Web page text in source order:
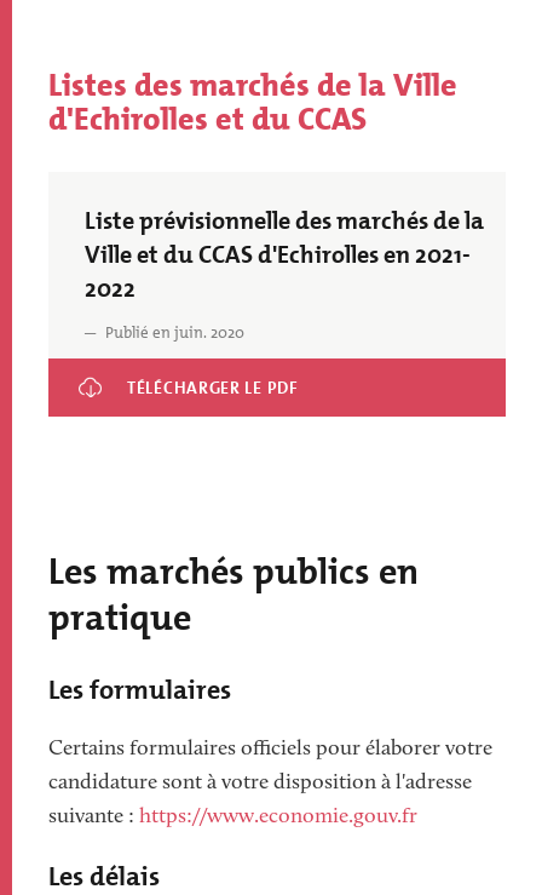
Titre
Listes des marchés de la Ville
d'Echirolles et du CCAS
document
Liste prévisionnelle des marchés de la
Ville et du CCAS d'Echirolles en 2021-
2022
Publié en juin. 2020
Liste prévisionnelle des marchés de la Ville et du CCAS
Les marchés publics en
pratique
Les formulaires
Certains formulaires officiels pour élaborer votre
candidature sont à votre disposition à l'adresse
suivante : https://www.economie.gouv.fr
Les délais